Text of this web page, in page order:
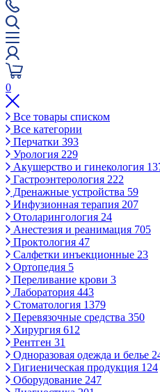
0
Все товары списком
Все категории
Перчатки 393
Урология 229
Акушерство и гинекология
Гастроэнтерология 222
Дренажные устройства 59
Инфузионная терапия 207
Отоларингология 24
Анестезия и реанимация 705
Проктология 47
Салфетки инъекционные 23
Ортопедия 5
Переливание крови 3
Лаборатория 443
Стоматология 1379
Перевязочные средства 350
Хирургия 612
Рентген 31
Одноразовая одежда и белье
Гигиеническая продукция 124
Оборудование 247